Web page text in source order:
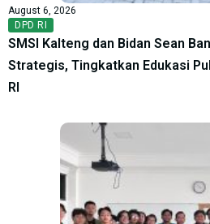
August 6, 2026
DPD RI
SMSI Kalteng dan Bidan Sean
Strategis, Tingkatkan Edukasi
RI